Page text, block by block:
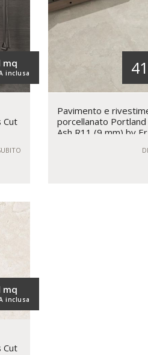
inclusa
mq
Cut
Pavimento e
porcellanato
Ash R11 (9 mm) by
inclusa
mq
Cut